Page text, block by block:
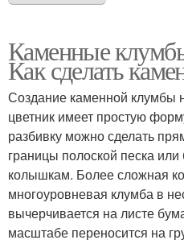
Каменные
Как сделать
Создание каменной клумбы
цветник имеет простую
разбивку можно сделать
границы полоской песка
колышкам. Более сложная
многоуровневая клумба в
вычерчивается на листе
масштабе переносится на